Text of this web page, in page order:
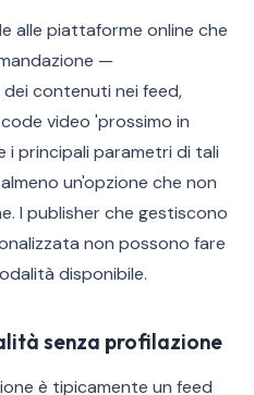
alle piattaforme online che
—
contenuti nei feed,
video 'prossimo in
principali parametri di tali
un'opzione che non
I publisher che gestiscono
non possono fare
disponibile.
senza profilazione
è tipicamente un feed